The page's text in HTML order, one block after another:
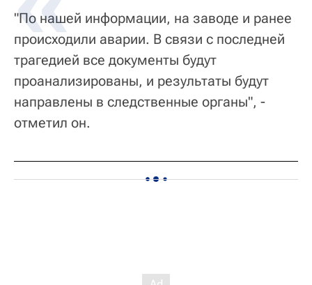
"По нашей информации, на заводе и ранее
происходили аварии. В связи с последней
трагедией все документы будут
проанализированы, и результаты будут
направлены в следственные органы", -
отметил он.